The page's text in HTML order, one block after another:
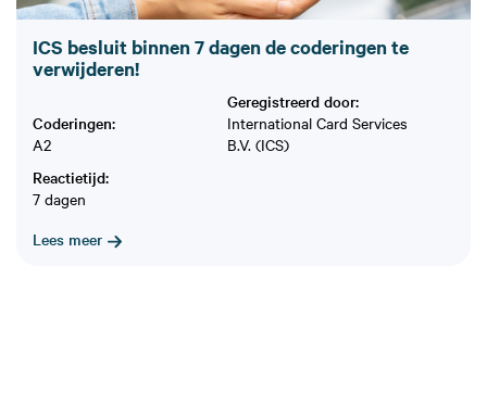
ICS besluit binnen 7 dagen de coderingen te
verwijderen!
Coderingen:
A2
Geregistreerd door:
International Card Services
B.V. (ICS)
Reactietijd:
7 dagen
Lees meer